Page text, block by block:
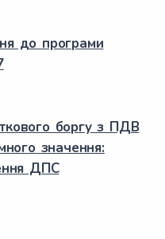
до програми
боргу з ПДВ
значення:
ДПС